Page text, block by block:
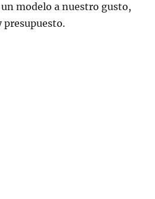
modelo a nuestro gusto,